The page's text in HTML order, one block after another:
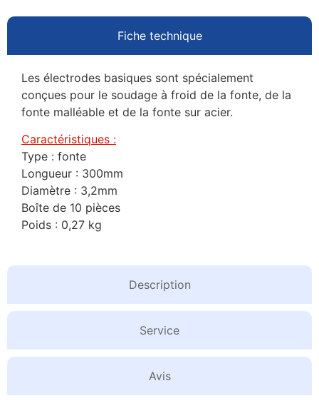
Fiche technique
Description
Service
Avis
Les électrodes basiques sont spécialement
conçues pour le soudage à froid de la fonte, de la
fonte malléable et de la fonte sur acier.
Caractéristiques :
Type : fonte
Longueur : 300mm
Diamètre : 3,2mm
Boîte de 10 pièces
Poids : 0,27 kg